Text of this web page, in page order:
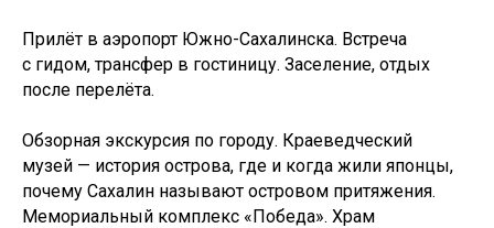
Прилёт в аэропорт Южно-Сахалинска. Встреча
с гидом, трансфер в гостиницу. Заселение, отдых
после перелёта.
Обзорная экскурсия по городу. Краеведческий
музей — история острова, где и когда жили японцы,
почему Сахалин называют островом притяжения.
Мемориальный комплекс «Победа». Храм